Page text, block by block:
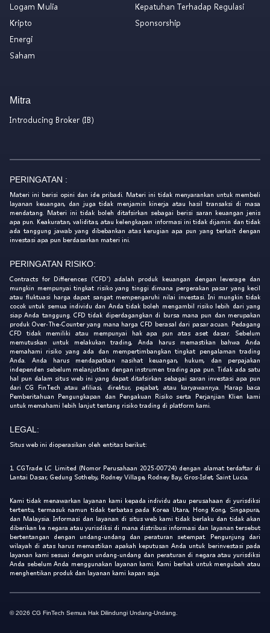
Logam Mulia
Kripto
Energi
Saham
Kepatuhan Terhadap Regulasi
Sponsorship
Mitra
Introducing Broker (IB)
PERINGATAN :
Materi ini berisi opini dan ide pribadi. Materi ini tidak menyarankan untuk membeli
layanan keuangan, dan juga tidak menjamin kinerja atau hasil transaksi di masa
mendatang. Materi ini tidak boleh ditafsirkan sebagai berisi saran keuangan jenis
apa pun. Keakuratan, validitas, atau kelengkapan informasi ini tidak dijamin dan tidak
ada tanggung jawab yang dibebankan atas kerugian apa pun yang terkait dengan
investasi apa pun berdasarkan materi ini.
PERINGATAN RISIKO:
Contracts for Differences ('CFD') adalah produk keuangan dengan leverage dan
mungkin mempunyai tingkat risiko yang tinggi dimana pergerakan pasar yang kecil
atau fluktuasi harga dapat sangat mempengaruhi nilai investasi. Ini mungkin tidak
cocok untuk semua individu dan Anda tidak boleh mengambil risiko lebih dari yang
siap Anda tanggung. CFD tidak diperdagangkan di bursa mana pun dan merupakan
produk Over-The-Counter yang mana harga CFD berasal dari pasar acuan. Pedagang
CFD tidak memiliki atau mempunyai hak apa pun atas aset dasar. Sebelum
memutuskan untuk melakukan trading, Anda harus memastikan bahwa Anda
memahami risiko yang ada dan mempertimbangkan tingkat pengalaman trading
Anda. Anda harus mendapatkan nasihat keuangan, hukum, dan perpajakan
independen sebelum melanjutkan dengan instrumen trading apa pun. Tidak ada satu
hal pun dalam situs web ini yang dapat ditafsirkan sebagai saran investasi apa pun
dari CG FinTech atau afiliasi, direktur, pejabat, atau karyawannya. Harap baca
Pemberitahuan Pengungkapan dan Pengakuan Risiko serta Perjanjian Klien kami
untuk memahami lebih lanjut tentang risiko trading di platform kami.
LEGAL:
Situs web ini dioperasikan oleh entitas berikut:
1. CGTrade LC Limited (Nomor Perusahaan 2025-00724) dengan alamat terdaftar di
Lantai Dasar, Gedung Sotheby, Rodney Village, Rodney Bay, Gros-Islet, Saint Lucia.
Kami tidak menawarkan layanan kami kepada individu atau perusahaan di yurisdiksi
tertentu, termasuk namun tidak terbatas pada Korea Utara, Hong Kong, Singapura,
dan Malaysia. Informasi dan layanan di situs web kami tidak berlaku dan tidak akan
diberikan ke negara atau yurisdiksi di mana distribusi informasi dan layanan tersebut
bertentangan dengan undang-undang dan peraturan setempat. Pengunjung dari
wilayah di atas harus memastikan apakah keputusan Anda untuk berinvestasi pada
layanan kami sesuai dengan undang-undang dan peraturan di negara atau yurisdiksi
Anda sebelum Anda menggunakan layanan kami. Kami berhak untuk mengubah atau
menghentikan produk dan layanan kami kapan saja.
© 2026 CG FinTech Semua Hak Dilindungi Undang-Undang.